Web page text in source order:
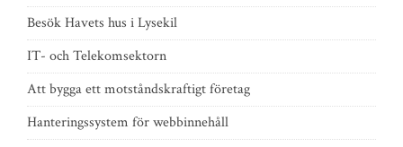
Besök Havets hus i Lysekil
IT- och Telekomsektorn
Att bygga ett motståndskraftigt företag
Hanteringssystem för webbinnehåll